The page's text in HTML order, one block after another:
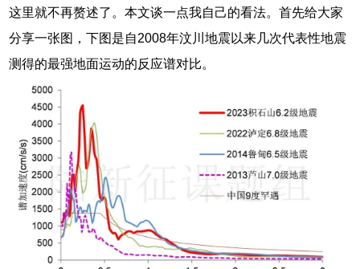
这里就不再赘述了。本文谈一点我自己的看法。首先给大家
分享一张图，下图是自2008年汶川地震以来几次代表性地震
测得的最强地面运动的反应谱对比。